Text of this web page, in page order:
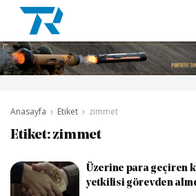
Anasayfa Etiket zimmet
Etiket:zimmet
Üzerine para geçiren
yetkilisi görevden